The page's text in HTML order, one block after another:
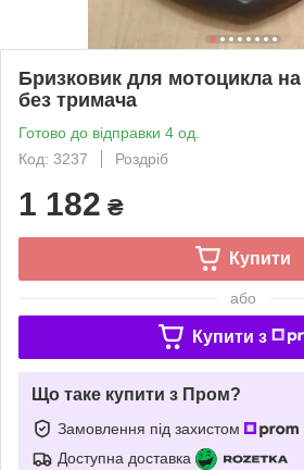
Бризковик для мотоцикла
без тримача
Готово до відправки 4 од.
Код: 3237
Роздріб
1 182 ₴
Купити
або
Купити з
Що таке купити з Пром?
Замовлення під захистом
Доступна доставка